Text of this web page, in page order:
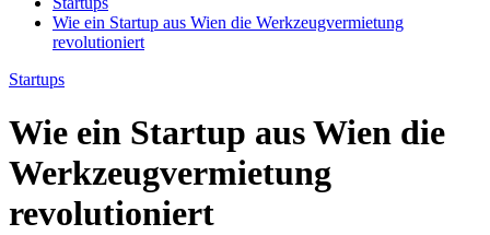
Wie ein Startup aus Wien die Werkzeugvermietung
revolutioniert
Startups
Wie ein Startup aus Wien die
Werkzeugvermietung
revolutioniert